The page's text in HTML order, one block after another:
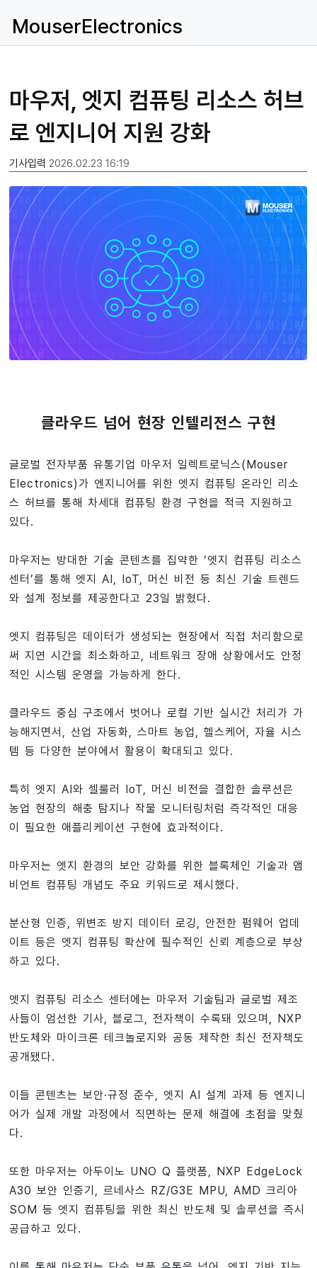
MouserElectronics
마우저, 엣지 컴퓨팅 리소스 허브
로 엔지니어 지원 강화
기사입력 2026.02.23 16:19
클라우드 넘어 현장 인텔리전스 구현
글로벌 전자부품 유통기업 마우저 일렉트로닉스(Mouser
Electronics)가 엔지니어를 위한 엣지 컴퓨팅 온라인 리소
스 허브를 통해 차세대 컴퓨팅 환경 구현을 적극 지원하고
있다.
마우저는 방대한 기술 콘텐츠를 집약한 ‘엣지 컴퓨팅 리소스
센터’를 통해 엣지 AI, IoT, 머신 비전 등 최신 기술 트렌드
와 설계 정보를 제공한다고 23일 밝혔다.
엣지 컴퓨팅은 데이터가 생성되는 현장에서 직접 처리함으로
써 지연 시간을 최소화하고, 네트워크 장애 상황에서도 안정
적인 시스템 운영을 가능하게 한다.
클라우드 중심 구조에서 벗어나 로컬 기반 실시간 처리가 가
능해지면서, 산업 자동화, 스마트 농업, 헬스케어, 자율 시스
템 등 다양한 분야에서 활용이 확대되고 있다.
특히 엣지 AI와 셀룰러 IoT, 머신 비전을 결합한 솔루션은
농업 현장의 해충 탐지나 작물 모니터링처럼 즉각적인 대응
이 필요한 애플리케이션 구현에 효과적이다.
마우저는 엣지 환경의 보안 강화를 위한 블록체인 기술과 앰
비언트 컴퓨팅 개념도 주요 키워드로 제시했다.
분산형 인증, 위변조 방지 데이터 로깅, 안전한 펌웨어 업데
이트 등은 엣지 컴퓨팅 확산에 필수적인 신뢰 계층으로 부상
하고 있다.
엣지 컴퓨팅 리소스 센터에는 마우저 기술팀과 글로벌 제조
사들이 엄선한 기사, 블로그, 전자책이 수록돼 있으며, NXP
반도체와 마이크론 테크놀로지와 공동 제작한 최신 전자책도
공개됐다.
이들 콘텐츠는 보안·규정 준수, 엣지 AI 설계 과제 등 엔지니
어가 실제 개발 과정에서 직면하는 문제 해결에 초점을 맞췄
다.
또한 마우저는 아두이노 UNO Q 플랫폼, NXP EdgeLock
A30 보안 인증기, 르네사스 RZ/G3E MPU, AMD 크리아
SOM 등 엣지 컴퓨팅을 위한 최신 반도체 및 솔루션을 즉시
공급하고 있다.